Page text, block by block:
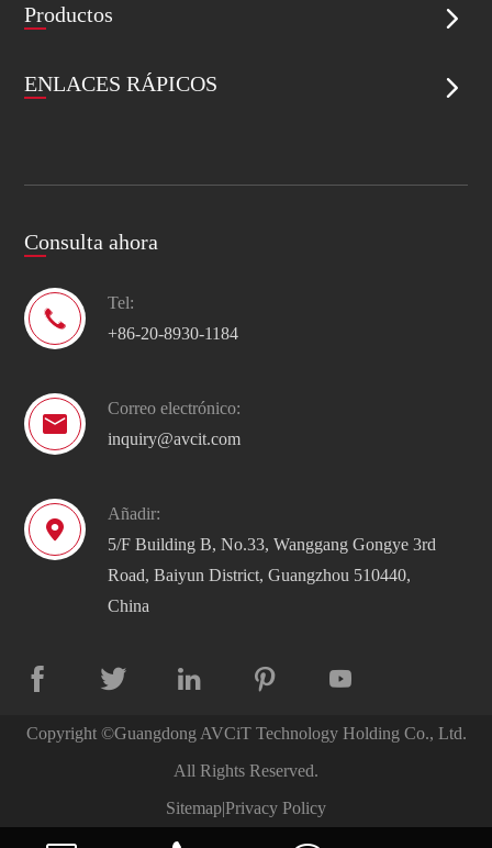
Productos 
ENLACES RÁPICOS 
Consulta ahora

Tel:
+86-20-8930-1184

Correo electrónico:
inquiry@avcit.com

Añadir:
5/F Building B, No.33, Wanggang Gongye 3rd
Road, Baiyun District, Guangzhou 510440,
China
    
Copyright ©Guangdong AVCiT Technology Holding Co., Ltd.
All Rights Reserved.
Sitemap|Privacy Policy